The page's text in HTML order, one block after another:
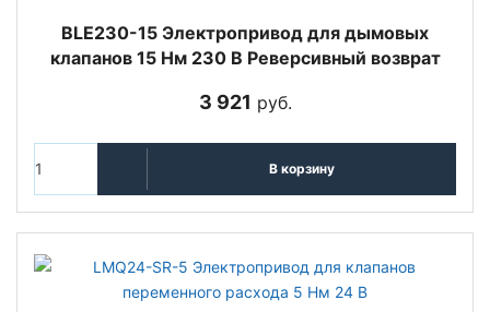
BLE230-15 Электропривод для дымовых
клапанов 15 Нм 230 В Реверсивный возврат
3 921 руб.
В корзину